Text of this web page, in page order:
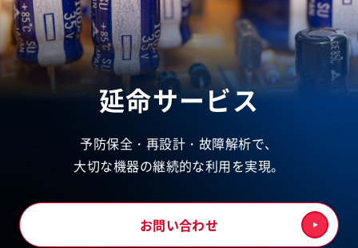
延命サービス
予防保全・再設計・故障解析で、
大切な機器の継続的な利用を実現。
お問い合わせ